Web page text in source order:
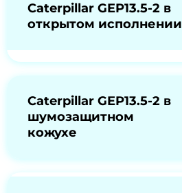
Caterpillar GEP13.5-2 в
открытом исполнении
Caterpillar GEP13.5-2 в
шумозащитном
кожухе